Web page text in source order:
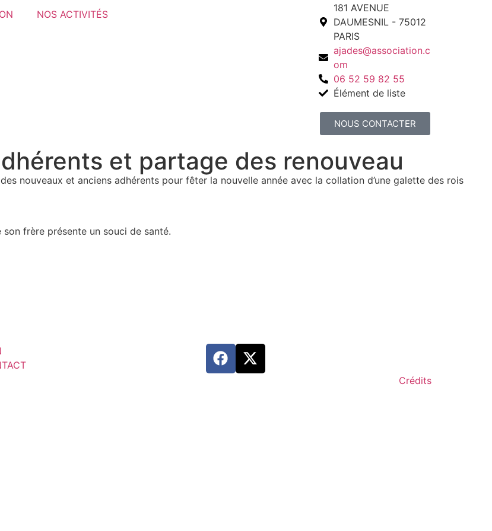
NOS ACTIVITÉS
181 AVENUE
DAUMESNIL - 75012
PARIS
ajades@association.c
om
06 52 59 82 55
Élément de liste
NOUS CONTACTER
et partage des renouveau
nouveaux et anciens adhérents pour fêter la nouvelle année avec la collation d’une galette des rois
frère présente un souci de santé.
Crédits